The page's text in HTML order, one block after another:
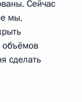
Сейчас
мы,
объёмов
сделать